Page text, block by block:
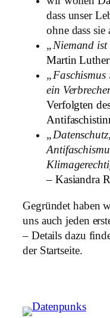
dass unser
ohne dass sie
„Niemand
Martin
„Faschismus
ein
Verfolgten
– Kasiandra
Gegründet haben
uns auch jeden
– Details dazu
der Startseite.